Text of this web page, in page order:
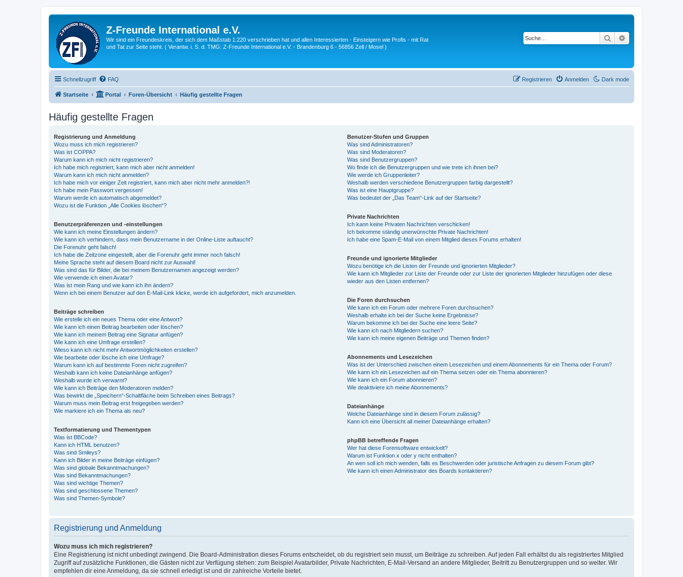
Z-Freunde International e.V.
Wir sind ein Freundeskreis, der sich dem Maßstab 1:220 verschrieben hat und allen Interessierten - Einsteigern wie Profis - mit Rat
und Tat zur Seite steht. ( Verantw. i. S. d. TMG: Z-Freunde International e.V. - Brandenburg 6 - 56856 Zell / Mosel )
Suche
Schnellzugriff Dark mode
FAQ Anmelden
Registrieren
Startseite Portal Foren-Übersicht Häufig gestellte Fragen
Häufig gestellte Fragen
Registrierung und Anmeldung
Wozu muss ich mich registrieren?
Was ist COPPA?
Warum kann ich mich nicht registrieren?
Ich habe mich registriert, kann mich aber nicht anmelden!
Warum kann ich mich nicht anmelden?
Ich habe mich vor einiger Zeit registriert, kann mich aber nicht mehr anmelden?!
Ich habe mein Passwort vergessen!
Warum werde ich automatisch abgemeldet?
Wozu ist die Funktion „Alle Cookies löschen“?
Benutzerpräferenzen und -einstellungen
Wie kann ich meine Einstellungen ändern?
Wie kann ich verhindern, dass mein Benutzername in der Online-Liste auftaucht?
Die Forenuhr geht falsch!
Ich habe die Zeitzone eingestellt, aber die Forenuhr geht immer noch falsch!
Meine Sprache steht auf diesem Board nicht zur Auswahl!
Was sind das für Bilder, die bei meinem Benutzernamen angezeigt werden?
Wie verwende ich einen Avatar?
Was ist mein Rang und wie kann ich ihn ändern?
Wenn ich bei einem Benutzer auf den E-Mail-Link klicke, werde ich aufgefordert, mich anzumelden.
Beiträge schreiben
Wie erstelle ich ein neues Thema oder eine Antwort?
Wie kann ich einen Beitrag bearbeiten oder löschen?
Wie kann ich meinem Beitrag eine Signatur anfügen?
Wie kann ich eine Umfrage erstellen?
Wieso kann ich nicht mehr Antwortmöglichkeiten erstellen?
Wie bearbeite oder lösche ich eine Umfrage?
Warum kann ich auf bestimmte Foren nicht zugreifen?
Weshalb kann ich keine Dateianhänge anfügen?
Weshalb wurde ich verwarnt?
Wie kann ich Beiträge den Moderatoren melden?
Was bewirkt die „Speichern“-Schaltfläche beim Schreiben eines Beitrags?
Warum muss mein Beitrag erst freigegeben werden?
Wie markiere ich ein Thema als neu?
Textformatierung und Thementypen
Was ist BBCode?
Kann ich HTML benutzen?
Was sind Smileys?
Kann ich Bilder in meine Beiträge einfügen?
Was sind globale Bekanntmachungen?
Was sind Bekanntmachungen?
Was sind wichtige Themen?
Was sind geschlossene Themen?
Was sind Themen-Symbole?
Benutzer-Stufen und Gruppen
Was sind Administratoren?
Was sind Moderatoren?
Was sind Benutzergruppen?
Wo finde ich die Benutzergruppen und wie trete ich ihnen bei?
Wie werde ich Gruppenleiter?
Weshalb werden verschiedene Benutzergruppen farbig dargestellt?
Was ist eine Hauptgruppe?
Was bedeutet der „Das Team“-Link auf der Startseite?
Private Nachrichten
Ich kann keine Privaten Nachrichten verschicken!
Ich bekomme ständig unerwünschte Private Nachrichten!
Ich habe eine Spam-E-Mail von einem Mitglied dieses Forums erhalten!
Freunde und ignorierte Mitglieder
Wozu benötige ich die Listen der Freunde und ignorierten Mitglieder?
Wie kann ich Mitglieder zur Liste der Freunde oder zur Liste der ignorierten Mitglieder hinzufügen oder diese
wieder aus den Listen entfernen?
Die Foren durchsuchen
Wie kann ich ein Forum oder mehrere Foren durchsuchen?
Weshalb erhalte ich bei der Suche keine Ergebnisse?
Warum bekomme ich bei der Suche eine leere Seite?
Wie kann ich nach Mitgliedern suchen?
Wie kann ich meine eigenen Beiträge und Themen finden?
Abonnements und Lesezeichen
Was ist der Unterschied zwischen einem Lesezeichen und einem Abonnements für ein Thema oder Forum?
Wie kann ich ein Lesezeichen auf ein Thema setzen oder ein Thema abonnieren?
Wie kann ich ein Forum abonnieren?
Wie deaktiviere ich meine Abonnements?
Dateianhänge
Welche Dateianhänge sind in diesem Forum zulässig?
Kann ich eine Übersicht all meiner Dateianhänge erhalten?
phpBB betreffende Fragen
Wer hat diese Forensoftware entwickelt?
Warum ist Funktion x oder y nicht enthalten?
An wen soll ich mich wenden, falls es Beschwerden oder juristische Anfragen zu diesem Forum gibt?
Wie kann ich einen Administrator des Boards kontaktieren?
Registrierung und Anmeldung
Wozu muss ich mich registrieren?
Eine Registrierung ist nicht unbedingt zwingend. Die Board-Administration dieses Forums entscheidet, ob du registriert sein musst, um Beiträge zu schreiben. Auf jeden Fall erhältst du als registriertes Mitglied
Zugriff auf zusätzliche Funktionen, die Gästen nicht zur Verfügung stehen: zum Beispiel Avatarbilder, Private Nachrichten, E-Mail-Versand an andere Mitglieder, Beitritt zu Benutzergruppen und so weiter. Wir
empfehlen dir eine Anmeldung, da sie schnell erledigt ist und dir zahlreiche Vorteile bietet.